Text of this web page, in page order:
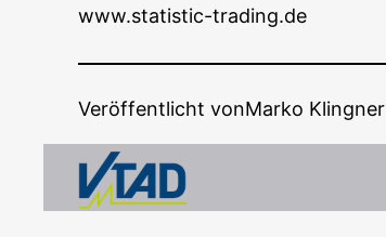
www.statistic-trading.de
Veröffentlicht vonMarko Klingner